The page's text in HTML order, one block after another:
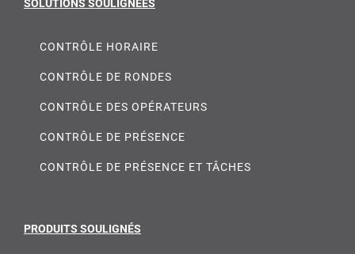
SOLUTIONS SOULIGNÉES
CONTRÔLE HORAIRE
CONTRÔLE DE RONDES
CONTRÔLE DES OPÉRATEURS
CONTRÔLE DE PRÉSENCE
CONTRÔLE DE PRÉSENCE ET TÂCHES
PRODUITS SOULIGNÉS